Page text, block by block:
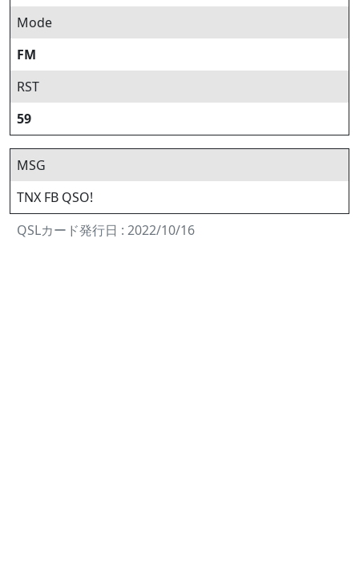
Mode
FM
RST
59
MSG
TNX FB QSO!
QSLカード発行日 : 2022/10/16